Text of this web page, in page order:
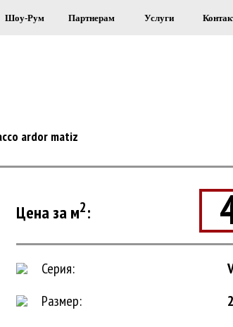
Шоу-Рум Партнерам Услуги
ardor matiz
Цена за м2:
Серия:
Размер: